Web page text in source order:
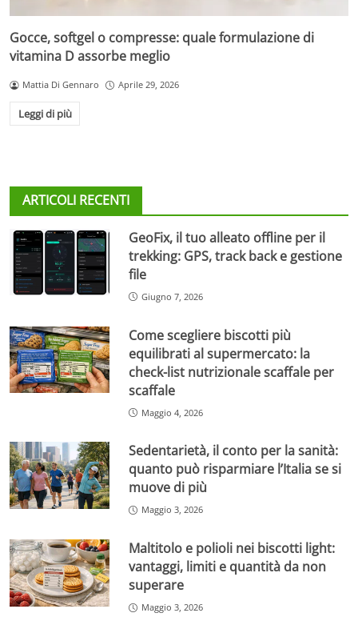
Gocce, softgel o compresse: quale formulazione di
vitamina D assorbe meglio
Mattia Di Gennaro Aprile 29, 2026
Leggi di più
ARTICOLI RECENTI
GeoFix, il tuo alleato offline per il
trekking: GPS, track back e gestione
file
Giugno 7, 2026
Come scegliere biscotti più
equilibrati al supermercato: la
check-list nutrizionale scaffale per
scaffale
Maggio 4, 2026
Sedentarietà, il conto per la sanità:
quanto può risparmiare l’Italia se si
muove di più
Maggio 3, 2026
Maltitolo e polioli nei biscotti light:
vantaggi, limiti e quantità da non
superare
Maggio 3, 2026